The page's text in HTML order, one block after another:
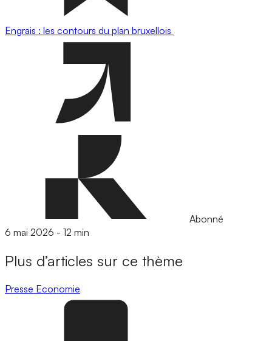
Engrais : les contours du plan bruxellois
Abonné
6 mai 2026 - 12 min
Plus d’articles sur ce thème
Presse Economie